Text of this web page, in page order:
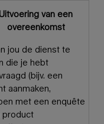
van een
overeenkomst
jou de dienst te
die je hebt
(bijv. een
aanmaken,
met een enquête
product